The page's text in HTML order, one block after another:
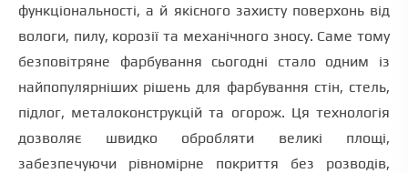
функціональності, а й якісного захисту поверхонь від
вологи, пилу, корозії та механічного зносу. Саме тому
безповітряне фарбування сьогодні стало одним із
найпопулярніших рішень для фарбування стін, стель,
підлог, металоконструкцій та огорож. Ця технологія
дозволяє швидко обробляти великі площі,
забезпечуючи рівномірне покриття без розводів,